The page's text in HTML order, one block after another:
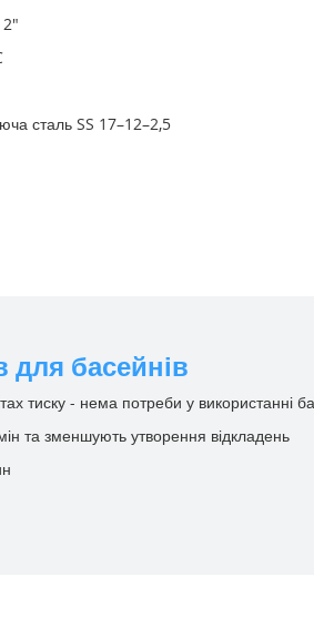
2"
сталь SS 17–12–2,5
для басейнів
тиску - нема потреби у використанні
та зменшують утворення відкладень